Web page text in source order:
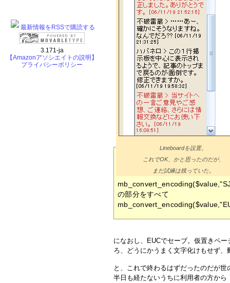
Lineboardを設置。
これでOK、かと思ったのだが、
まだ試練は残っていた。
の部分をすべて
になおし、EUCでセーブ。仮置きペ
ろ、どうにかうまく文字化けもせず
と、これで終わるはずだったのだが
半日も経たないうちに利用者の方か
最新情報をRSSで購読する
3.171-ja
【Amazonアソシエイトの説明】
プライバシーポリシー